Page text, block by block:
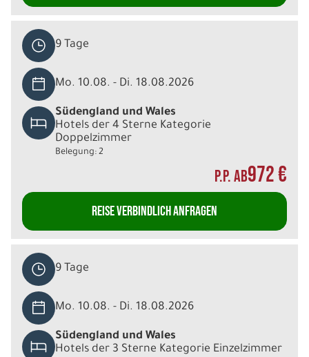
9 Tage
Mo. 10.08. - Di. 18.08.2026
Südengland und Wales
Hotels der 4 Sterne Kategorie
Doppelzimmer
Belegung: 2
P.P. AB972 €
REISE VERBINDLICH ANFRAGEN
9 Tage
Mo. 10.08. - Di. 18.08.2026
Südengland und Wales
Hotels der 3 Sterne Kategorie Einzelzimmer